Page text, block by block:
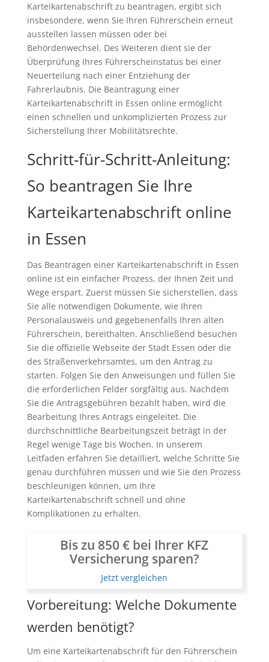
Karteikartenabschrift zu beantragen, ergibt sich
insbesondere, wenn Sie Ihren Führerschein erneut
ausstellen lassen müssen oder bei
Behördenwechsel. Des Weiteren dient sie der
Überprüfung Ihres Führerscheinstatus bei einer
Neuerteilung nach einer Entziehung der
Fahrerlaubnis. Die Beantragung einer
Karteikartenabschrift in Essen online ermöglicht
einen schnellen und unkomplizierten Prozess zur
Sicherstellung Ihrer Mobilitätsrechte.
Schritt-für-Schritt-Anleitung:
So beantragen Sie Ihre
Karteikartenabschrift online
in Essen
Das Beantragen einer Karteikartenabschrift in Essen
online ist ein einfacher Prozess, der Ihnen Zeit und
Wege erspart. Zuerst müssen Sie sicherstellen, dass
Sie alle notwendigen Dokumente, wie Ihren
Personalausweis und gegebenenfalls Ihren alten
Führerschein, bereithalten. Anschließend besuchen
Sie die offizielle Webseite der Stadt Essen oder die
des Straßenverkehrsamtes, um den Antrag zu
starten. Folgen Sie den Anweisungen und füllen Sie
die erforderlichen Felder sorgfältig aus. Nachdem
Sie die Antragsgebühren bezahlt haben, wird die
Bearbeitung Ihres Antrags eingeleitet. Die
durchschnittliche Bearbeitungszeit beträgt in der
Regel wenige Tage bis Wochen. In unserem
Leitfaden erfahren Sie detailliert, welche Schritte Sie
genau durchführen müssen und wie Sie den Prozess
beschleunigen können, um Ihre
Karteikartenabschrift schnell und ohne
Komplikationen zu erhalten.
Bis zu 850 € bei Ihrer KFZ
Versicherung sparen?
Jetzt vergleichen
Vorbereitung: Welche Dokumente
werden benötigt?
Um eine Karteikartenabschrift für den Führerschein